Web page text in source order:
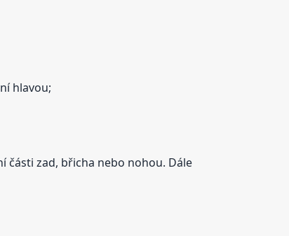
hlavou;
části zad, břicha nebo nohou. Dále